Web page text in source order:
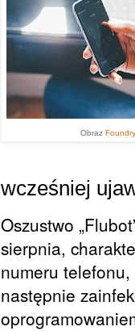
Obraz
wcześniej
Oszustwo
sierpnia,
numeru
następnie